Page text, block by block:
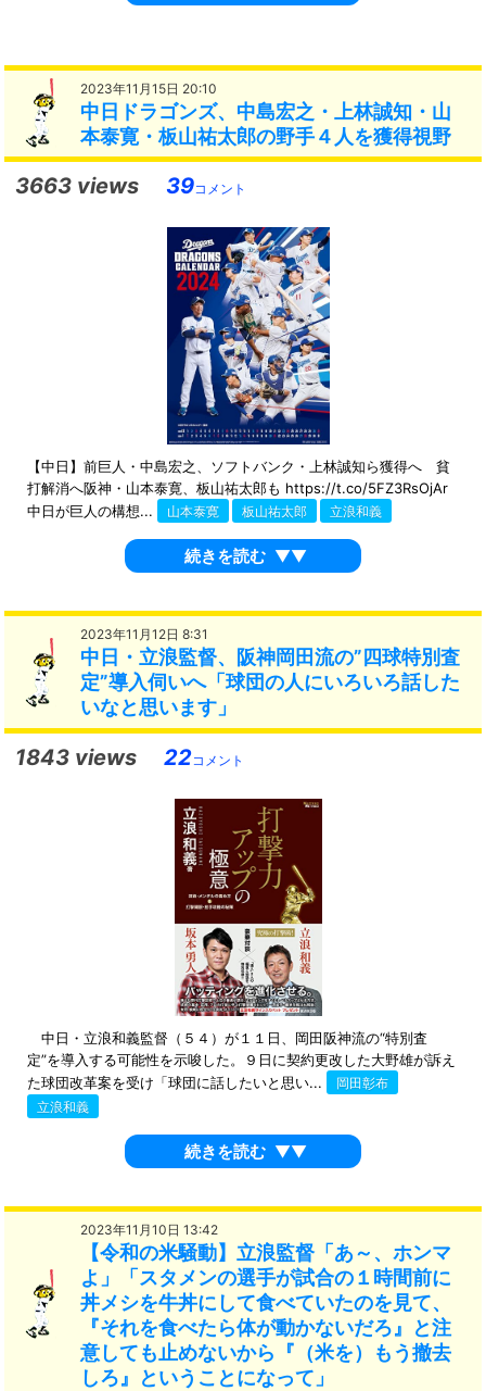
2023年11月15日 20:10
中日ドラゴンズ、中島宏之・上林誠知・山
本泰寛・板山祐太郎の野手４人を獲得視野
3663 views 39コメント
【中日】前巨人・中島宏之、ソフトバンク・上林誠知ら獲得へ 貧
打解消へ阪神・山本泰寛、板山祐太郎も https://t.co/5FZ3RsOjAr
中日が巨人の構想...
山本泰寛 板山祐太郎 立浪和義
続きを読む ▼▼
2023年11月12日 8:31
中日・立浪監督、阪神岡田流の”四球特別査
定”導入伺いへ「球団の人にいろいろ話した
いなと思います」
1843 views 22コメント
中日・立浪和義監督（５４）が１１日、岡田阪神流の“特別査
定”を導入する可能性を示唆した。９日に契約更改した大野雄が訴え
た球団改革案を受け「球団に話したいと思い...
岡田彰布
立浪和義
続きを読む ▼▼
2023年11月10日 13:42
【令和の米騒動】立浪監督「あ～、ホンマ
よ」「スタメンの選手が試合の１時間前に
丼メシを牛丼にして食べていたのを見て、
『それを食べたら体が動かないだろ』と注
意しても止めないから『（米を）もう撤去
しろ』ということになって」